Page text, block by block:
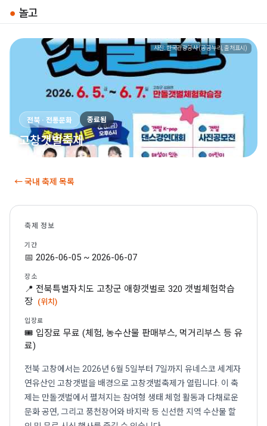
● 놀고
사진: 한국관광공사 (공공누리, 출처표시)
전북 · 전통문화 종료됨
고창갯벌축제
← 국내 축제 목록
축제 정보
기간
📅 2026-06-05 ~ 2026-06-07
장소
📍 전북특별자치도 고창군 애향갯벌로 320 갯벌체험학습
장 (위치)
입장료
🎟 입장료 무료 (체험, 농수산물 판매부스, 먹거리부스 등 유
료)
전북 고창에서는 2026년 6월 5일부터 7일까지 유네스코 세계자
연유산인 고창갯벌을 배경으로 고창갯벌축제가 열립니다. 이 축
제는 만돌갯벌에서 펼쳐지는 참여형 생태 체험 활동과 다채로운
문화 공연, 그리고 풍천장어와 바지락 등 신선한 지역 수산물 할